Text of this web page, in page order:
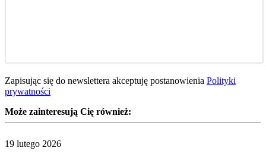
Zapisując się do newslettera akceptuję postanowienia Polityki
prywatności
Może zainteresują Cię również:
19 lutego 2026